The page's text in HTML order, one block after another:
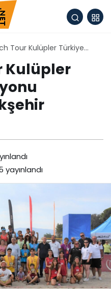
Tour Kulüpler Türkiye
Kulüpler
yayınlandı